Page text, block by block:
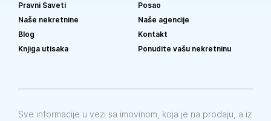
Pravni Saveti
Posao
Naše nekretnine
Naše agencije
Blog
Kontakt
Knjiga utisaka
Ponudite vašu nekretninu
Sve informacije u vezi sa imovinom, koja je na prodaju, a iz